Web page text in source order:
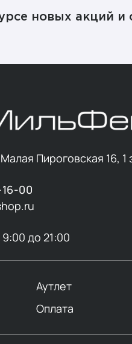
новых акций
Пироговская 16, 1
00
до 21:00
Аутлет
Оплата